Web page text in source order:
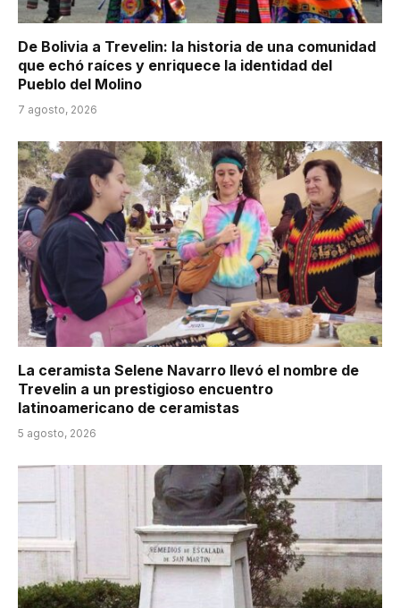
De Bolivia a Trevelin: la historia de una comunidad
que echó raíces y enriquece la identidad del
Pueblo del Molino
7 agosto, 2026
La ceramista Selene Navarro llevó el nombre de
Trevelin a un prestigioso encuentro
latinoamericano de ceramistas
5 agosto, 2026